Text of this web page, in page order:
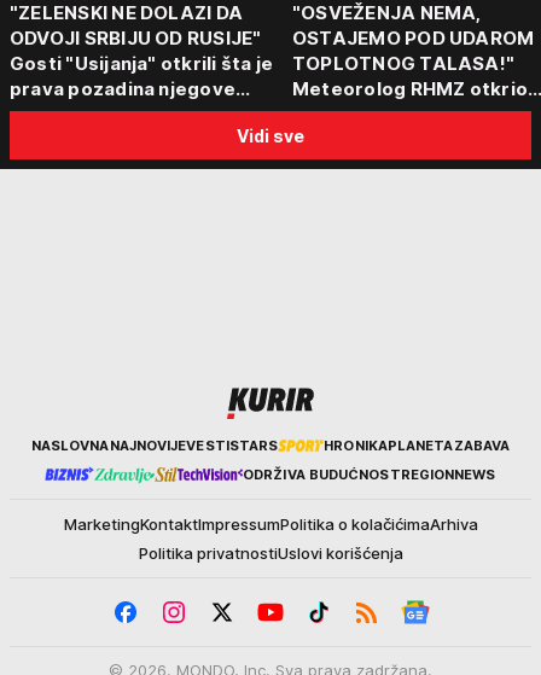
"ZELENSKI NE DOLAZI DA
ODVOJI SRBIJU OD RUSIJE"
Gosti "Usijanja" otkrili šta je
prava pozadina njegove
posete Beogradu
"OSVEŽENJA NEMA,
OSTAJEMO POD UDAROM
TOPLOTNOG TALASA!"
Meteorolog RHMZ otkrio
kakvo vreme nas čeka do
kraja avgusta
Vidi sve
KurirNASLOVNANAJNOVIJEVESTISTARS HRONIKAPLANETAZABAVA
ODRŽIVA BUDUĆNOSTREGIONNEWS
MarketingKontaktImpressumPolitika o kolačićimaArhiva
Politika privatnostiUslovi korišćenja
© 2026. MONDO, Inc. Sva prava zadržana.